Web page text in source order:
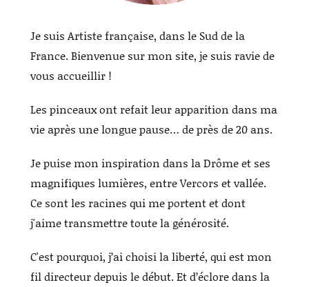
Je suis Artiste française, dans le Sud de la
France. Bienvenue sur mon site, je suis ravie de
vous accueillir !
Les pinceaux ont refait leur apparition dans ma
vie après une longue pause… de près de 20 ans.
Je puise mon inspiration dans la Drôme et ses
magnifiques lumières, entre Vercors et vallée.
Ce sont les racines qui me portent et dont
j'aime transmettre toute la générosité.
C'est pourquoi, j’ai choisi la liberté, qui est mon
fil directeur depuis le début. Et d’éclore dans la